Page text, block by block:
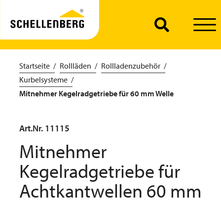
Startseite Rollläden
Rollladenzubehör
Kurbelsysteme
Mitnehmer Kegelradgetriebe für 60 mm Welle
Art.Nr. 11115
Mitnehmer
Kegelradgetriebe für
Achtkantwellen 60 mm